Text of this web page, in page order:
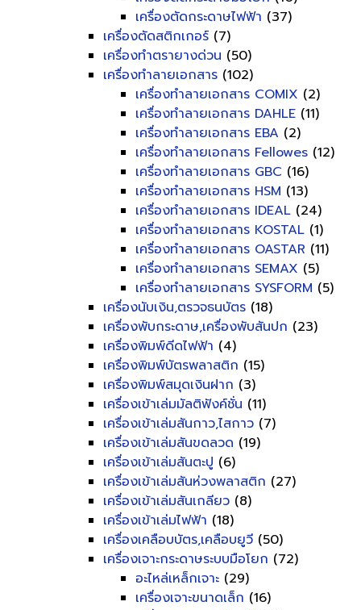
เครื่องตัดกระดาษไฟฟ้า (37)
เครื่องตัดสติกเกอร์ (7)
เครื่องทำตรายางด่วน (50)
เครื่องทำลายเอกสาร (102)
เครื่องทำลายเอกสาร COMIX (2)
เครื่องทำลายเอกสาร DAHLE (11)
เครื่องทำลายเอกสาร EBA (2)
เครื่องทำลายเอกสาร Fellowes (12)
เครื่องทำลายเอกสาร GBC (16)
เครื่องทำลายเอกสาร HSM (13)
เครื่องทำลายเอกสาร IDEAL (24)
เครื่องทำลายเอกสาร KOSTAL (1)
เครื่องทำลายเอกสาร OASTAR (11)
เครื่องทำลายเอกสาร SEMAX (5)
เครื่องทำลายเอกสาร SYSFORM (5)
เครื่องนับเงิน,ตรวจธนบัตร (18)
เครื่องพับกระดาษ,เครื่องพับสันปก (23)
เครื่องพิมพ์ดีดไฟฟ้า (4)
เครื่องพิมพ์บัตรพลาสติก (15)
เครื่องพิมพ์สมุดเงินฝาก (3)
เครื่องเข้าเล่มมัลติฟังค์ชั่น (11)
เครื่องเข้าเล่มสันกาว,ไสกาว (7)
เครื่องเข้าเล่มสันขดลวด (19)
เครื่องเข้าเล่มสันตะปู (6)
เครื่องเข้าเล่มสันห่วงพลาสติก (27)
เครื่องเข้าเล่มสันเกลียว (8)
เครื่องเข้าเล่มไฟฟ้า (18)
เครื่องเคลือบบัตร,เคลือบยูวี (50)
เครื่องเจาะกระดาษระบบมือโยก (72)
อะไหล่เหล็กเจาะ (29)
เครื่องเจาะขนาดเล็ก (16)